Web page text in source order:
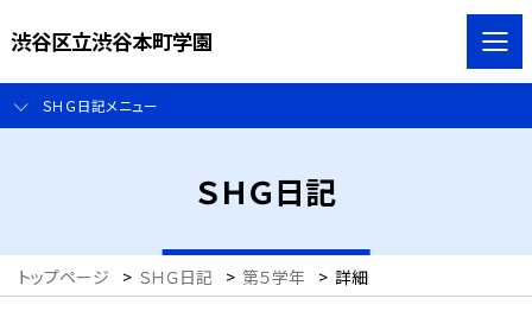
渋谷区立渋谷本町学園
ＳＨＧ日記メニュー
ＳＨＧ日記
トップページ > ＳＨＧ日記 > 第５学年 > 詳細